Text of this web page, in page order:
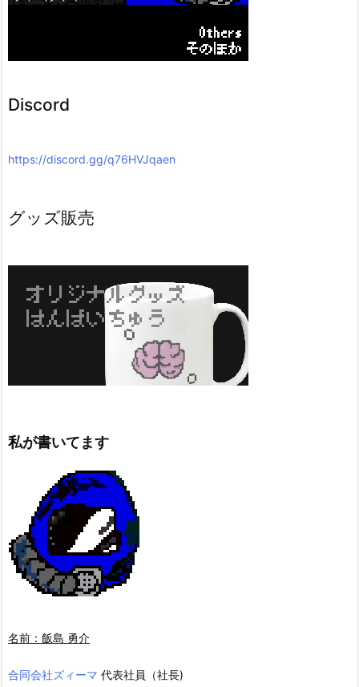
Discord
https://discord.gg/q76HVJqaen
グッズ販売
私が書いてます
名前：飯島 勇介
合同会社ズィーマ 代表社員（社長)